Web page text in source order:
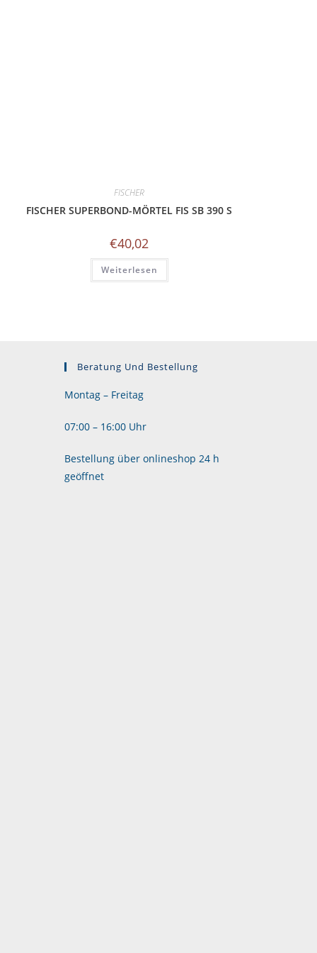
FISCHER
FISCHER SUPERBOND-MÖRTEL FIS SB 390 S
€40,02
Weiterlesen
Beratung Und Bestellung
Montag – Freitag
07:00 – 16:00 Uhr
Bestellung über onlineshop 24 h
geöffnet